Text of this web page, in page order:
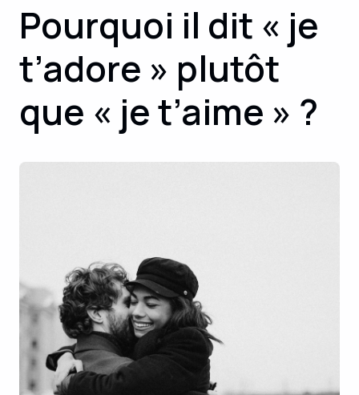
Pourquoi il dit « je
t’adore » plutôt
que « je t’aime » ?